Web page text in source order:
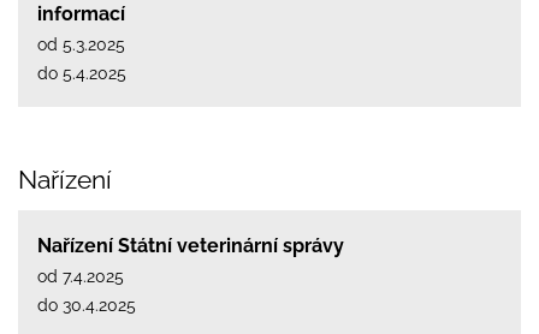
informací
od 5.3.2025
do 5.4.2025
Nařízení
Nařízení Státní veterinární správy
od 7.4.2025
do 30.4.2025